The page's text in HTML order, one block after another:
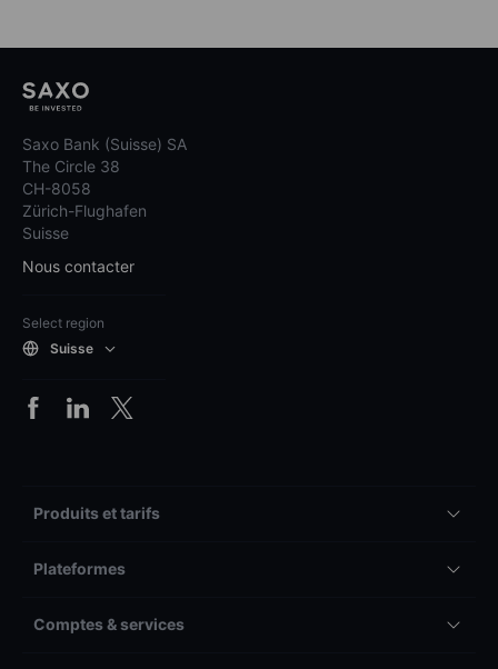
Saxo Bank (Suisse) SA
The Circle 38
CH-8058
Zürich-Flughafen
Suisse
Nous contacter
Select region
Suisse
Produits et tarifs
Plateformes
Comptes & services